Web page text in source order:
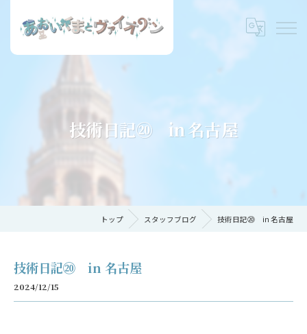
技術日記⑳ in 名古屋
トップ スタッフブログ 技術日記⑳ in 名古屋
技術日記⑳ in 名古屋
2024/12/15